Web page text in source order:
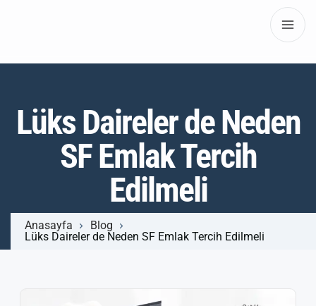
Lüks Daireler de Neden
SF Emlak Tercih
Edilmeli
Anasayfa
Blog
Lüks Daireler de Neden SF Emlak Tercih Edilmeli